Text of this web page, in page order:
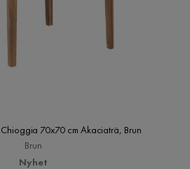
70x70 cm Akaciaträ, Brun
Brun
Nyhet